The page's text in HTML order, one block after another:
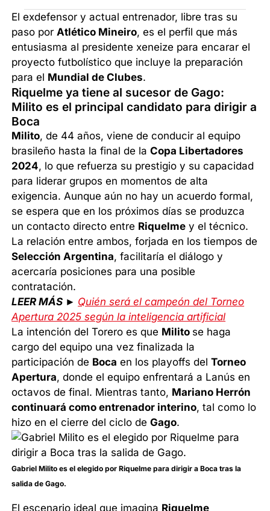
El exdefensor y actual entrenador, libre tras su
paso porAtlético Mineiro, es el perfil que más
entusiasma al presidente xeneize para encarar el
proyecto futbolístico que incluye la preparación
para el Mundial de Clubes.
Riquelme ya tiene al sucesor de Gago:
Milito es el principal candidato para dirigir a
Boca
Milito, de 44 años, viene de conducir al equipo
brasileño hasta la final de laCopa Libertadores
2024, lo que refuerza su prestigio y su capacidad
para liderar grupos en momentos de alta
exigencia. Aunque aún no hay un acuerdo formal,
se espera que en los próximos días se produzca
un contacto directo entre Riquelme y el técnico.
La relación entre ambos, forjada en los tiempos de
Selección Argentina, facilitaría el diálogo y
acercaría posiciones para una posible
contratación.
LEER MÁS ► Quién será el campeón del Torneo
Apertura 2025 según la inteligencia artificial
La intención del Torero es que Milito se haga
cargo del equipo una vez finalizada la
participación de Boca en los playoffs delTorneo
Apertura, donde el equipo enfrentará a Lanús en
octavos de final. Mientras tanto, Mariano Herrón
continuará como entrenador interino, tal como lo
hizo en el cierre del ciclo deGago.
Gabriel Milito es el elegido por Riquelme para dirigir a Boca tras la
salida de Gago.
El escenario ideal que imagina Riquelme